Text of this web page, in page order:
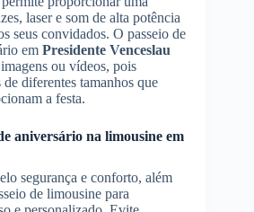
laser e som de alta potência
seus convidados. O passeio de
em Presidente Venceslau
ou vídeos, pois
diferentes tamanhos que
a festa.
aniversário na limousine em
segurança e conforto, além
de limousine para